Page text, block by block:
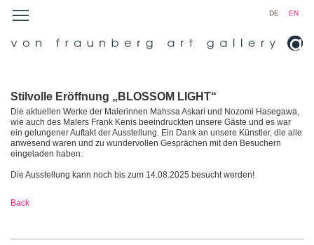
DE EN
Stilvolle Eröffnung „BLOSSOM LIGHT“
Die aktuellen Werke der Malerinnen Mahssa Askari und Nozomi Hasegawa,
wie auch des Malers Frank Kenis beeindruckten unsere Gäste und es war
ein gelungener Auftakt der Ausstellung. Ein Dank an unsere Künstler, die alle
anwesend waren und zu wundervollen Gesprächen mit den Besuchern
eingeladen haben.
Die Ausstellung kann noch bis zum 14.08.2025 besucht werden!
Back